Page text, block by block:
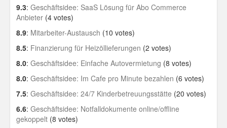
9.3: Geschäftsidee: SaaS Lösung für Abo Commerce
Anbieter (4 votes)
8.9: Mitarbeiter-Austausch (10 votes)
8.5: Finanzierung für Heizöllieferungen (2 votes)
8.0: Geschäftsidee: Einfache Autovermietung (8 votes)
8.0: Geschäftsidee: Im Cafe pro Minute bezahlen (6 votes)
7.5: Geschäftsidee: 24/7 Kinderbetreuungsstätte (20 votes)
6.6: Geschäftsidee: Notfalldokumente online/offline
gekoppelt (8 votes)